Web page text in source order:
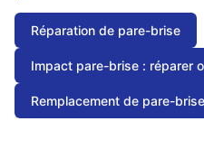
Réparation de pare-brise
Impact pare-brise : réparer
Remplacement de pare-